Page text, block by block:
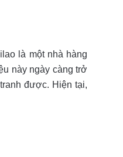
là một nhà hàng
này ngày càng trở
được. Hiện tại,